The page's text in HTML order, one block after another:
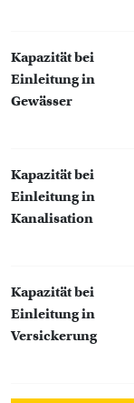
Kapazität bei
Einleitung in
Gewässer
Kapazität bei
Einleitung in
Kanalisation
Kapazität bei
Einleitung in
Versickerung